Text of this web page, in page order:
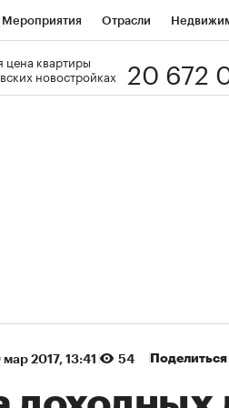
Мероприятия Отрасли
РБК Образование
цена квартиры
новостройках
20 672
2017, 13:41 54 Поделиться